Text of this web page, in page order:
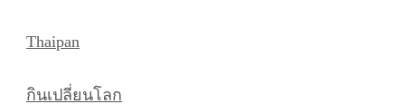
Thaipan
กินเปลี่ยนโลก